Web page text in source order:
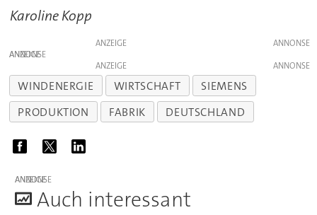
Karoline Kopp
ANZEIGE
ANZEIGE
ANZEIGE
WINDENERGIE WIRTSCHAFT
SIEMENS
PRODUKTION
FABRIK DEUTSCHLAND
ANZEIGE
Auch interessant